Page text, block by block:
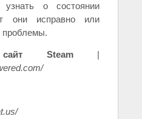
о состоянии
они исправно или
проблемы.
Steam|